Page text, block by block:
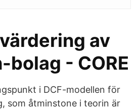
av
bolag - CORE
i DCF-modellen för
som åtminstone i teorin är